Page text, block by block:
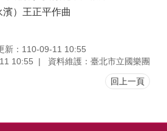
）王正平作曲
新：110-09-11 10:55
10:55
資料維護：臺北市立國樂團
回上一頁